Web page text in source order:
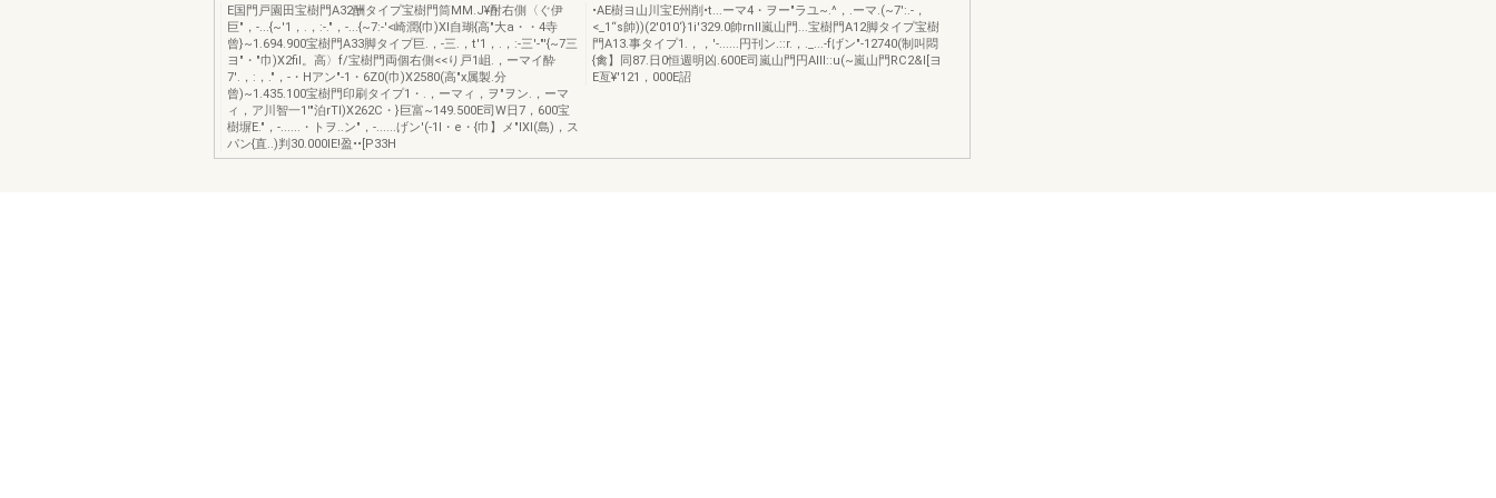
E国門戸園田宝樹門A32酬タイプ宝樹門筒MM.J¥酎右側〈ぐ伊
巨"，-...{~'1，.，:-."，-...{~7:-'<崎潤{巾)Xl自瑚{高"大a・・4寺
曾}~1.694.900宝樹門A33脚タイプ巨.，-三.，t'1，.，:-三'-"'{~7三
ヨ"・"巾)X2fil。高〉f/宝樹門両個右側<<り戸1岨.，ーマイ酔
7'.，:，."，-・Hアン"-1・6Z0(巾)X2580(高"x属製.分
曾)~1.435.100宝樹門印刷タイプ1・.，ーマィ，ヲ"ヲン.，ーマ
ィ，ア川智一1'"泊rTl)X262C・}巨富~149.500E司W日7，600宝
樹塀E."，-......・トヲ..ン"，-......げン'(-1I・e・{巾】メ"IXI(島)，ス
パン{直..)判30.000IE!盈••[P33H
•AE樹ヨ山川宝E州削•t...ーマ4・ヲー"ラユ~.^，.ーマ.(~7':.-，
<_1“s帥))(2'010‘}1i'329.0帥rnll嵐山門...宝樹門A12脚タイプ宝樹
門A13.事タイプ1.，，'-......円刊ン.::r.，._...-fげン"-12740(制叫悶
{禽】同87.日0恒週明凶.600E司嵐山門円AllI::u(~嵐山門RC2&l[ヨ
E亙¥'121，000E詔